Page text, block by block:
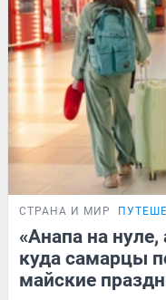
СТРАНА И МИР
«Анапа на нуле,
куда самарцы
майские